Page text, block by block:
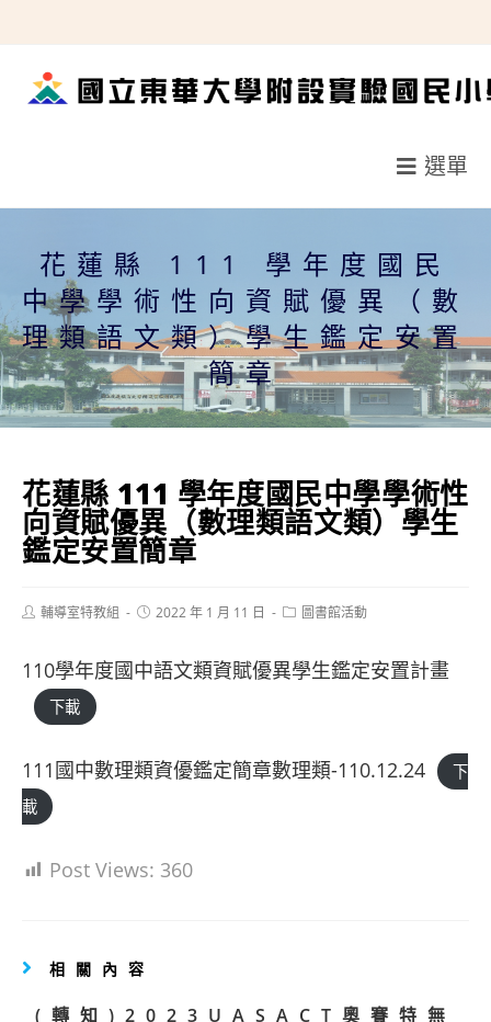
轉
選單
花蓮縣 111 學年度國民
中學學術性向資賦優異（數
理類語文類）學生鑑定安置
簡章
花蓮縣 111 學年度國民中學學術性
向資賦優異（數理類語文類）學生
鑑定安置簡章
Post輔導室特教組
Post2022 年 1 月 11 日
Post圖書館活動
110學年度國中語文類資賦優異學生鑑定安置計畫
下載
111國中數理類資優鑑定簡章數理類-110.12.24
下
載
Post Views: 360
相關內容
(轉知)2023UASACT奧賽特無